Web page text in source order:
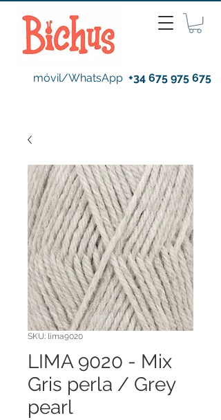
móvil/WhatsApp +34 675 975 675
SKU: lima9020
LIMA 9020 - Mix
Gris perla / Grey
pearl